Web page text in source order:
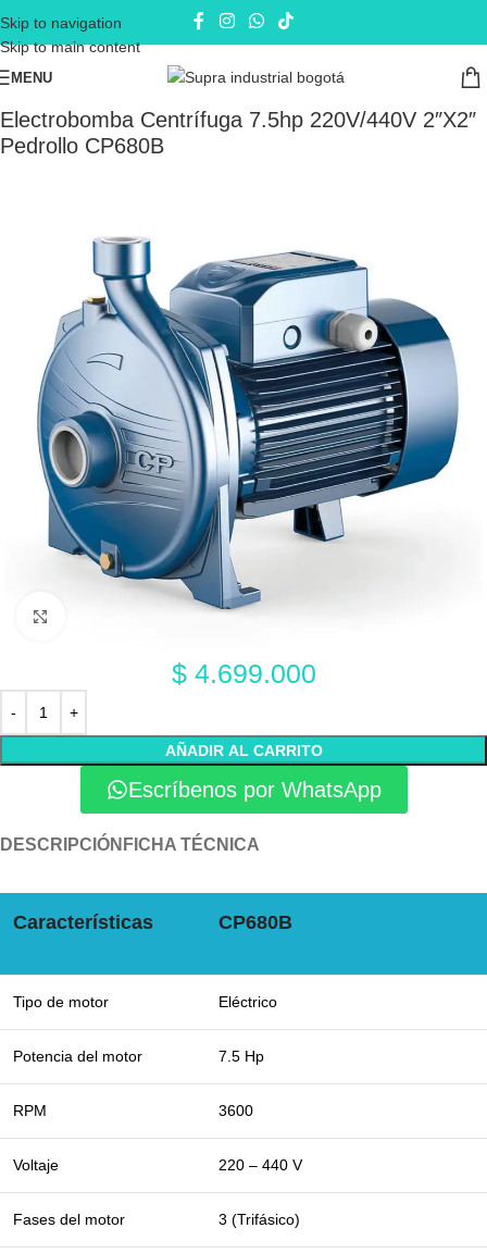
Skip to navigation
Skip to main content
MENU
Inicio Electrobombas - bombas eléctricas Bombas de Superficie
Electrobomba Centrífuga 7.5hp 220V/440V 2″X2″
Pedrollo CP680B
$4.699.000
AÑADIR AL CARRITO
Escríbenos por WhatsApp
DESCRIPCIÓN FICHA TÉCNICA
Características CP680B
Tipo de motor Eléctrico
Potencia del motor 7.5 Hp
RPM 3600
Voltaje 220 – 440 V
Fases del motor 3 (Trifásico)